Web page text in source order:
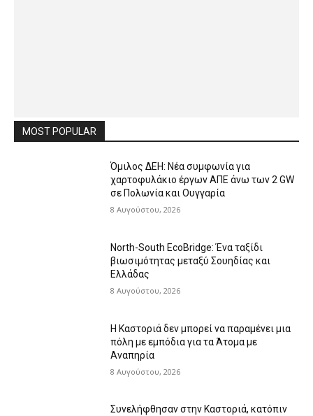
MOST POPULAR
Όμιλος ΔΕΗ: Νέα συμφωνία για
χαρτοφυλάκιο έργων ΑΠΕ άνω των 2 GW
σε Πολωνία και Ουγγαρία
8 Αυγούστου, 2026
North-South EcoBridge: Ένα ταξίδι
βιωσιμότητας μεταξύ Σουηδίας και
Ελλάδας
8 Αυγούστου, 2026
Η Καστοριά δεν μπορεί να παραμένει μια
πόλη με εμπόδια για τα Άτομα με
Αναπηρία
8 Αυγούστου, 2026
Συνελήφθησαν στην Καστοριά, κατόπιν